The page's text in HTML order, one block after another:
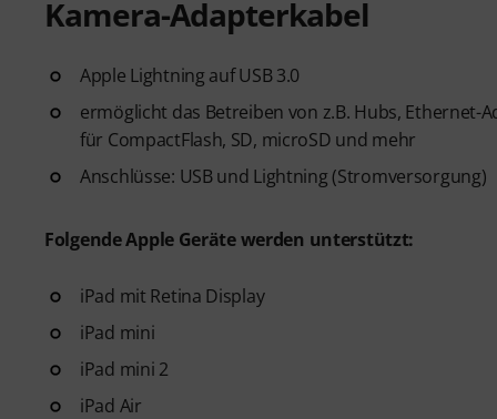
Kamera-Adapterkabel
Apple Lightning auf USB 3.0
ermöglicht das Betreiben von z.B. Hubs,
für CompactFlash, SD, microSD und mehr
Anschlüsse: USB und Lightning (Stromversorgung)
Folgende Apple Geräte werden unterstützt:
iPad mit Retina Display
iPad mini
iPad mini 2
iPad Air